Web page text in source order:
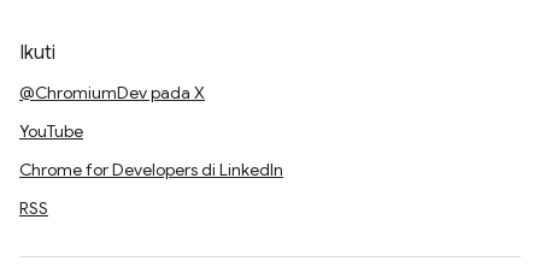
Ikuti
@ChromiumDev pada X
YouTube
Chrome for Developers di LinkedIn
RSS